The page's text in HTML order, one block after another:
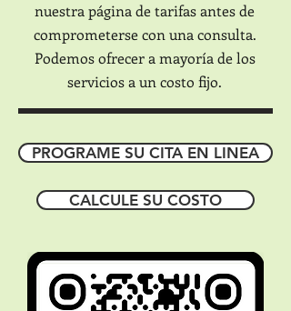
nuestra página de tarifas antes de
comprometerse con una consulta.
Podemos ofrecer a mayoría de los
servicios a un costo fijo.
PROGRAME SU CITA EN LINEA
CALCULE SU COSTO